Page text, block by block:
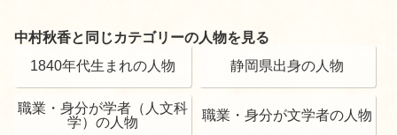
中村秋香と同じカテゴリーの人物を見る
1840年代生まれの人物
静岡県出身の人物
職業・身分が学者（人文科
学）の人物
職業・身分が文学者の人物